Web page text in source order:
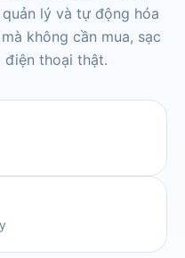
lý và tự động hóa
không cần mua, sạc
điện thoại thật.